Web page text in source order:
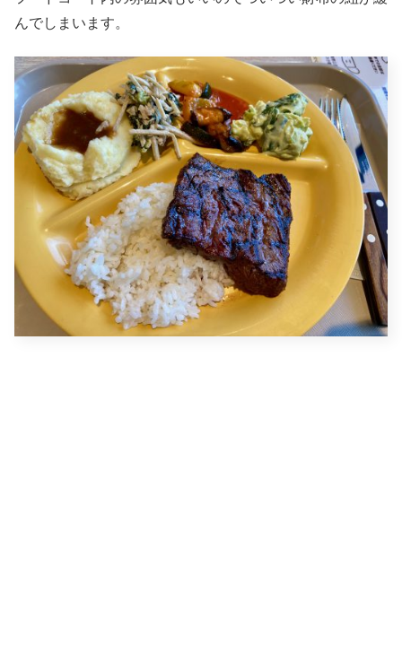
んでしまいます。